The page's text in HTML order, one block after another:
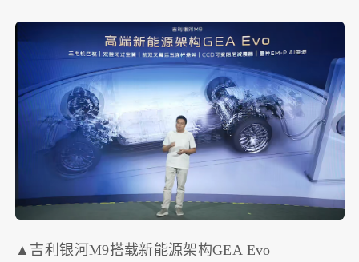
▲吉利银河M9搭载新能源架构GEA Evo